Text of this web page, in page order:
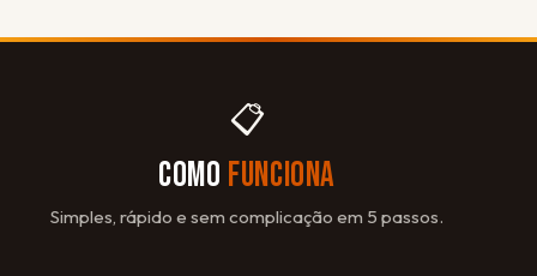
📋
COMO FUNCIONA
Simples, rápido e sem complicação em 5 passos.